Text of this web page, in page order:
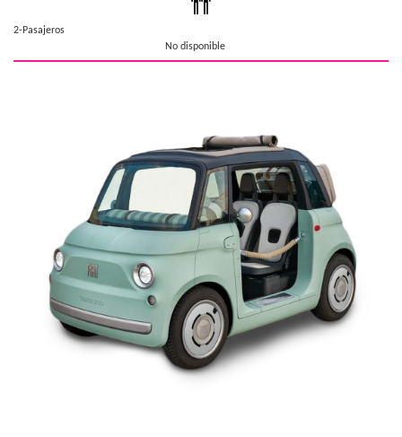
2-Pasajeros
No disponible